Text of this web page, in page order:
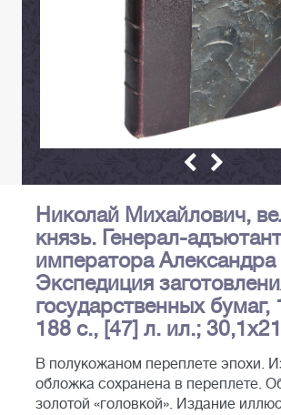
Николай Михайлович,
князь. Генерал-
императора
Экспедиция
государственных бумаг,
188 с., [47] л. ил.;
В полукожаном переплете эпохи.
обложка сохранена в переплете.
золотой «головкой». Издание